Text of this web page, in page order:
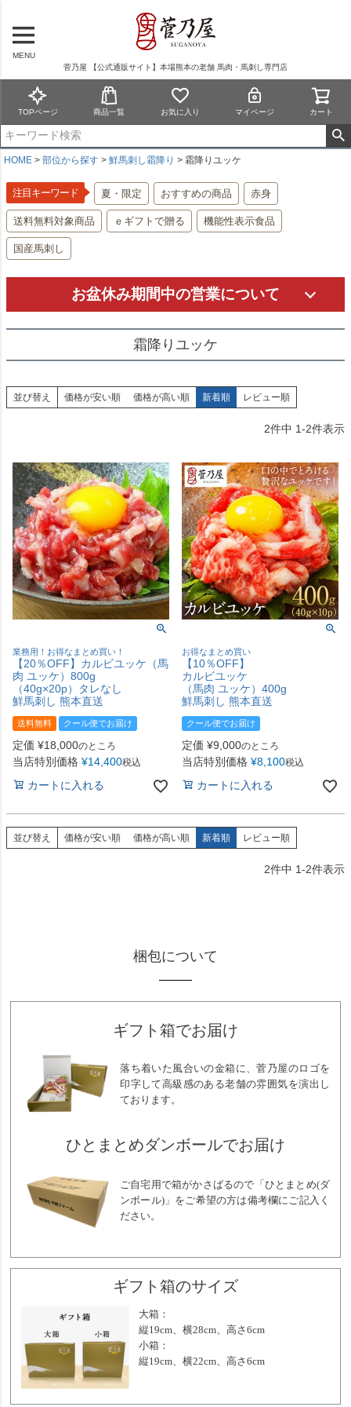
MENU
菅乃屋 【公式通販サイト】本場熊本の老舗 馬肉・馬刺し専門店
TOPページ 商品一覧 お気に入り マイページ カート
HOME 部位から探す 鮮馬刺し霜降り 霜降りユッケ
注目キーワード 夏・限定 おすすめの商品 赤身
送料無料対象商品 ｅギフトで贈る 機能性表示食品
国産馬刺し
お盆休み期間中の営業について
霜降りユッケ
並び替え 価格が安い順 価格が高い順 新着順 レビュー順
2件中 1-2件表示
業務用！お得なまとめ買い！
【20％OFF】カルビユッケ（馬
肉 ユッケ）800g
（40g×20p）タレなし
鮮馬刺し 熊本直送
送料無料 クール便でお届け
定価 ¥18,000のところ
当店特別価格 ¥14,400税込
カートに入れる
お得なまとめ買い
【10％OFF】
カルビユッケ
（馬肉 ユッケ）400g
鮮馬刺し 熊本直送
クール便でお届け
定価 ¥9,000のところ
当店特別価格 ¥8,100税込
カートに入れる
並び替え 価格が安い順 価格が高い順 新着順 レビュー順
2件中 1-2件表示
梱包について
ギフト箱でお届け
落ち着いた風合いの金箱に、菅乃屋のロゴを
印字して高級感のある老舗の雰囲気を演出し
ております。
ひとまとめダンボールでお届け
ご自宅用で箱がかさばるので「ひとまとめ(ダ
ンボール)」をご希望の方は備考欄にご記入く
ださい。
ギフト箱のサイズ
大箱：
縦19cm、横28cm、高さ6cm
小箱：
縦19cm、横22cm、高さ6cm